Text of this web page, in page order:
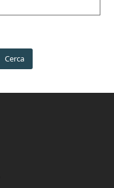
Cerca